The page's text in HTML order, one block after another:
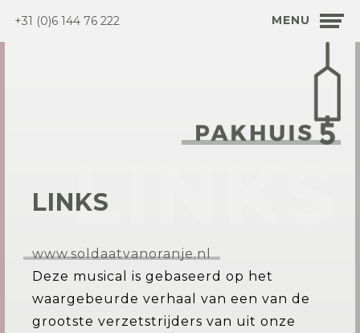
MENU
+31 (0)6 144 76 222
LINKS
LINKS
www.soldaatvanoranje.nl
Deze musical is gebaseerd op het
waargebeurde verhaal van een van de
grootste verzetstrijders van uit onze